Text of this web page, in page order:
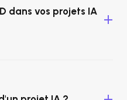
dans vos projets IA